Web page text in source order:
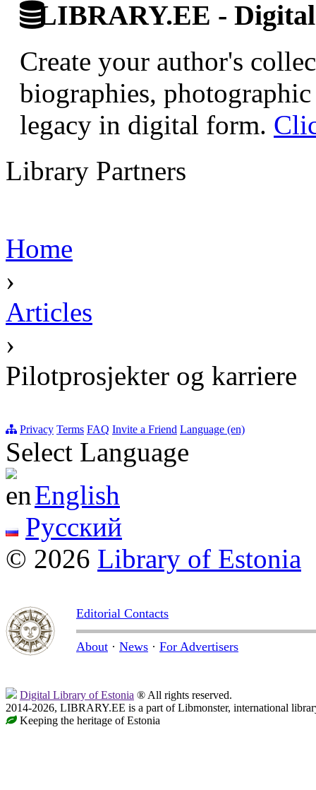
LIBRARY.EE -
Create your author's
biographies,
legacy in digital form.
Library Partners
Home
›
Articles
›
Pilotprosjekter og karriere
Privacy Terms FAQ Invite a Friend Language (en)
Select Language
English
Русский
© 2026 Library of Estonia
Editorial Contacts
About · News · For Advertisers
Digital Library of Estonia ® All rights reserved.
2014-2026, LIBRARY.EE is a part of Libmonster, international
Keeping the heritage of Estonia